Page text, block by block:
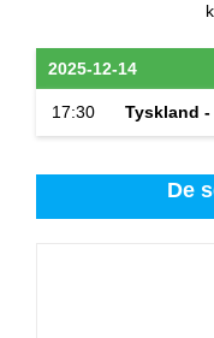
2025-12-14
17:30 Tyskland -
De